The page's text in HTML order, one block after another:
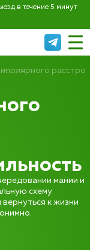
в течение 5 минут
мании и
схему
к жизни